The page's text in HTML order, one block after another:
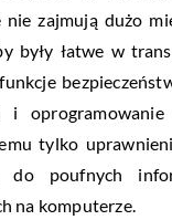
zajmują dużo
były łatwe w
i oprogramowanie
tylko
do poufnych
na komputerze.